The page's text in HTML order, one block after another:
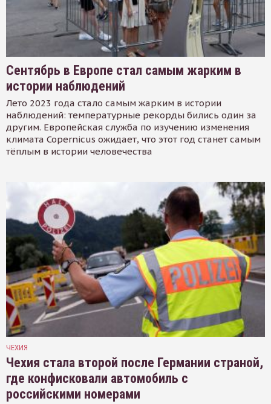
Сентябрь в Европе стал самым жарким в
истории наблюдений
Лето 2023 года стало самым жарким в истории
наблюдений: температурные рекорды бились один за
другим. Европейская служба по изучению изменения
климата Copernicus ожидает, что этот год станет самым
тёплым в истории человечества
ЧЕХИЯ
Чехия стала второй после Германии страной,
где конфисковали автомобиль с
российскими номерами